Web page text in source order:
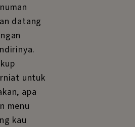
datang
untuk
apa
menu
kau